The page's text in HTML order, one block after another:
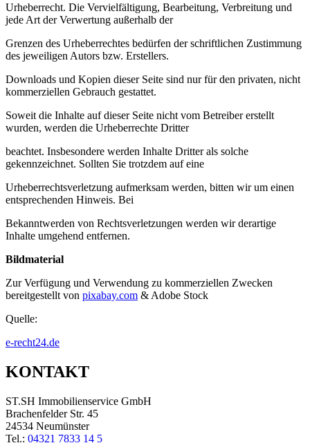
Urheberrecht. Die Vervielfältigung, Bearbeitung, Verbreitung und
jede Art der Verwertung außerhalb der
Grenzen des Urheberrechtes bedürfen der schriftlichen Zustimmung
des jeweiligen Autors bzw. Erstellers.
Downloads und Kopien dieser Seite sind nur für den privaten, nicht
kommerziellen Gebrauch gestattet.
Soweit die Inhalte auf dieser Seite nicht vom Betreiber erstellt
wurden, werden die Urheberrechte Dritter
beachtet. Insbesondere werden Inhalte Dritter als solche
gekennzeichnet. Sollten Sie trotzdem auf eine
Urheberrechtsverletzung aufmerksam werden, bitten wir um einen
entsprechenden Hinweis. Bei
Bekanntwerden von Rechtsverletzungen werden wir derartige
Inhalte umgehend entfernen.
Bildmaterial
Zur Verfügung und Verwendung zu kommerziellen Zwecken
bereitgestellt von pixabay.com & Adobe Stock
Quelle:
e-recht24.de
KONTAKT
ST.SH Immobilienservice GmbH
Brachenfelder Str. 45
24534 Neumünster
Tel.: 04321 7833 14 5